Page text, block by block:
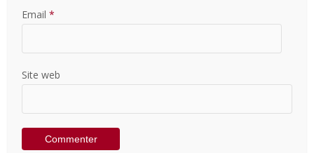
Email *
Site web